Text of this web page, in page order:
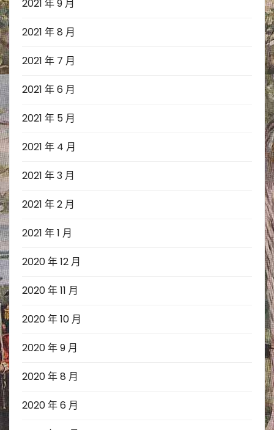
2021 年 9 月
2021 年 8 月
2021 年 7 月
2021 年 6 月
2021 年 5 月
2021 年 4 月
2021 年 3 月
2021 年 2 月
2021 年 1 月
2020 年 12 月
2020 年 11 月
2020 年 10 月
2020 年 9 月
2020 年 8 月
2020 年 6 月